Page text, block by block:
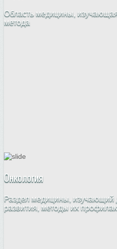
Область медицины,
метода
Онкология
Раздел медицины, изучающий
развития, методы их